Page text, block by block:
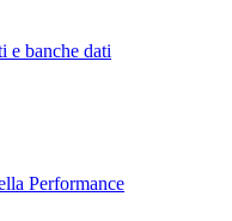
e banche dati
Performance